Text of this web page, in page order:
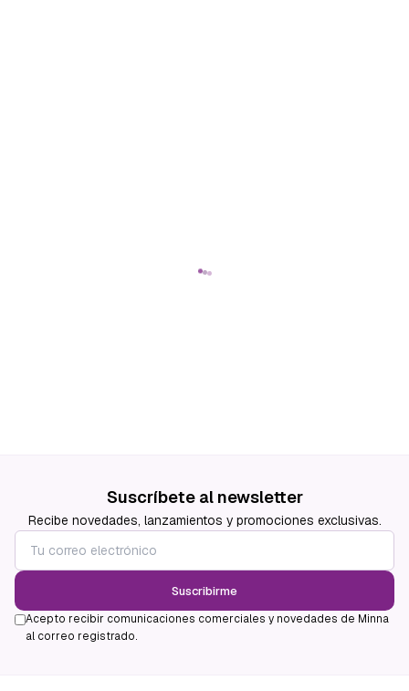
Suscríbete al newsletter
Recibe novedades, lanzamientos y promociones exclusivas.
Suscribirme
Acepto recibir comunicaciones comerciales y novedades de Minna
al correo registrado.